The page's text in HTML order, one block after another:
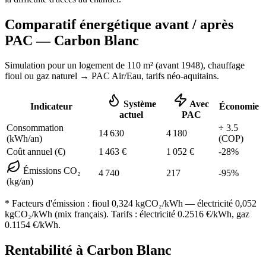
Comparatif énergétique avant / après
PAC — Carbon Blanc
Simulation pour un logement de 110 m² (avant 1948), chauffage
fioul ou gaz naturel → PAC Air/Eau, tarifs néo-aquitains.
Indicateur
Système
actuel
Avec
PAC
Économie
Consommation
(kWh/an)
14 630 4 180
÷ 3.5
(COP)
Coût annuel (€)
1 463 € 1 052 € -28%
Émissions CO₂
(kg/an)
4 740 217 -95%
* Facteurs d'émission : fioul 0,324 kgCO₂/kWh — électricité 0,052
kgCO₂/kWh (mix français). Tarifs : électricité 0.2516 €/kWh, gaz
0.1154 €/kWh.
Rentabilité à Carbon Blanc